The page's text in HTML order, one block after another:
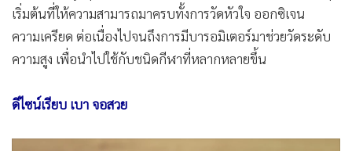
เริ่มต้นที่ให้ความสามารถมาครบทั้งการวัดหัวใจ ออกซิเจน
ความเครียด ต่อเนื่องไปจนถึงการมีบารอมิเตอร์มาช่วยวัดระดับ
ความสูง เพื่อนำไปใช้กับชนิดกีฬาที่หลากหลายขึ้น
ดีไซน์เรียบ เบา จอสวย